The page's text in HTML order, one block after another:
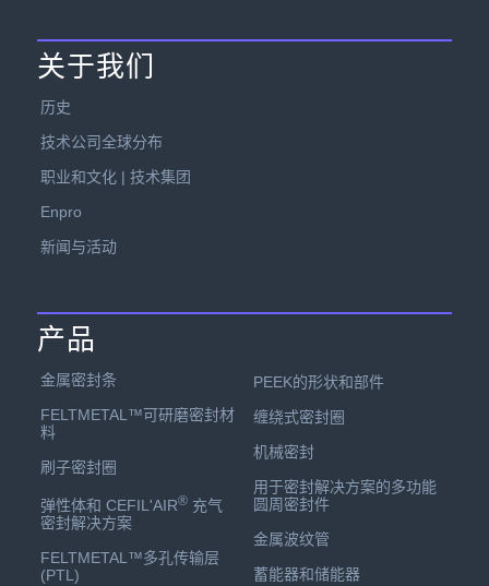
关于我们
历史
技术公司全球分布
职业和文化 | 技术集团
Enpro
新闻与活动
产品
金属密封条
FELTMETAL™可研磨密封材
料
刷子密封圈
弹性体和 CEFIL'AIR®充气
密封解决方案
FELTMETAL™多孔传输层
(PTL)
PEEK的形状和部件
缠绕式密封圈
机械密封
用于密封解决方案的多功能
圆周密封件
金属波纹管
蓄能器和储能器